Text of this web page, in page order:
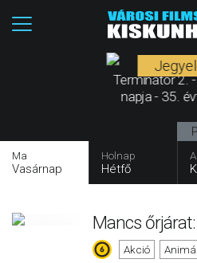
Terminátor 2.
napja - 35.
Ma
Vasárnap
Holnap
Hétfő
Mancs
Akció